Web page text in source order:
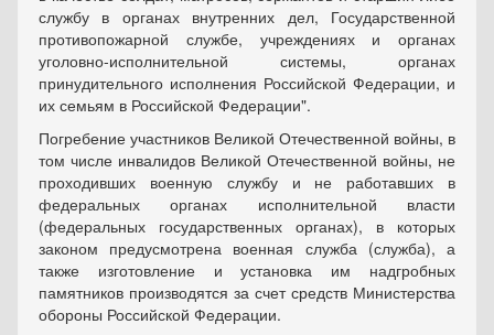
службу в органах внутренних дел, Государственной
противопожарной службе, учреждениях и органах
уголовно-исполнительной системы, органах
принудительного исполнения Российской Федерации, и
их семьям в Российской Федерации".
Погребение участников Великой Отечественной войны, в
том числе инвалидов Великой Отечественной войны, не
проходивших военную службу и не работавших в
федеральных органах исполнительной власти
(федеральных государственных органах), в которых
законом предусмотрена военная служба (служба), а
также изготовление и установка им надгробных
памятников производятся за счет средств Министерства
обороны Российской Федерации.